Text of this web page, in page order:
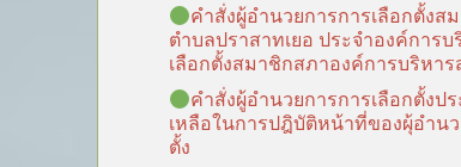
คำสั่งผู้อำนวยการการเลือกตั้ง
ตำบลปราสาทเยอ ประจำองค์การ
เลือกตั้งสมาชิกสภาองค์การบริหา
คำสั่งผู้อำนวยการการเลือกตั้ง
เหลือในการปฎิบัติหน้าที่ของผุ้อำน
ตั้ง